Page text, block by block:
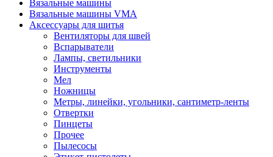
Вязальные машины
Вязальные машины VMA
Аксессуары для шитья
Вентиляторы для швей
Вспарыватели
Лампы, светильники
Инструменты
Мел
Ножницы
Метры, линейки, угольники, сантиметр-ленты
Отвертки
Пинцеты
Прочее
Пылесосы